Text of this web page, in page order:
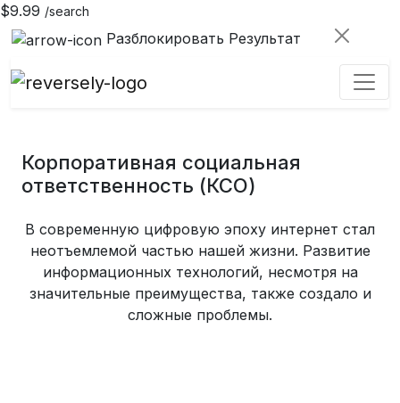
$9.99 /search
Разблокировать Результат
Корпоративная социальная
ответственность (КСО)
В современную цифровую эпоху интернет стал
неотъемлемой частью нашей жизни. Развитие
информационных технологий, несмотря на
значительные преимущества, также создало и
сложные проблемы.